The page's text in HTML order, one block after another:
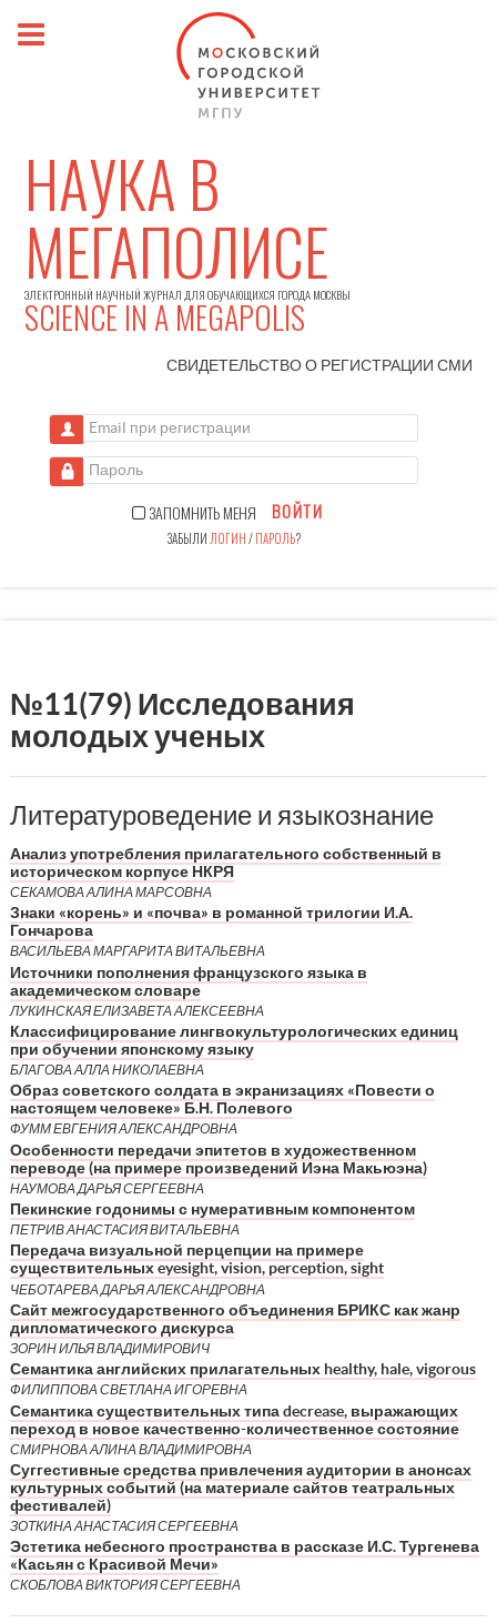
НАУКА В
МЕГАПОЛИСЕ
ЭЛЕКТРОННЫЙ НАУЧНЫЙ ЖУРНАЛ ДЛЯ ОБУЧАЮЩИХСЯ ГОРОДА МОСКВЫ
SCIENCE IN A MEGAPOLIS
СВИДЕТЕЛЬСТВО О РЕГИСТРАЦИИСМИ
Email при регистрации
Пароль
ЗАПОМНИТЬ МЕНЯ ВОЙТИ
ЗАБЫЛИ ЛОГИН/ПАРОЛЬ?
№11(79) Исследования
молодых ученых
Литературоведение и языкознание
Анализ употребления прилагательного собственный в
историческом корпусе НКРЯ
СЕКАМОВА АЛИНА МАРСОВНА
Знаки «корень» и «почва» в романной трилогии И.А.
Гончарова
ВАСИЛЬЕВА МАРГАРИТА ВИТАЛЬЕВНА
Источники пополнения французского языка в
академическом словаре
ЛУКИНСКАЯ ЕЛИЗАВЕТА АЛЕКСЕЕВНА
Классифицирование лингвокультурологических единиц
при обучении японскому языку
БЛАГОВА АЛЛА НИКОЛАЕВНА
Образ советского солдата в экранизациях «Повести о
настоящем человеке» Б.Н. Полевого
ФУММ ЕВГЕНИЯ АЛЕКСАНДРОВНА
Особенности передачи эпитетов в художественном
переводе (на примере произведений Иэна Макьюэна)
НАУМОВА ДАРЬЯ СЕРГЕЕВНА
Пекинские годонимы с нумеративным компонентом
ПЕТРИВ АНАСТАСИЯ ВИТАЛЬЕВНА
Передача визуальной перцепции на примере
существительных eyesight, vision, perception, sight
ЧЕБОТАРЕВА ДАРЬЯ АЛЕКСАНДРОВНА
Сайт межгосударственного объединения БРИКС как жанр
дипломатического дискурса
ЗОРИН ИЛЬЯ ВЛАДИМИРОВИЧ
Семантика английских прилагательных healthy, hale, vigorous
ФИЛИППОВА СВЕТЛАНА ИГОРЕВНА
Семантика существительных типа decrease, выражающих
переход в новое качественно-количественное состояние
СМИРНОВА АЛИНА ВЛАДИМИРОВНА
Суггестивные средства привлечения аудитории в анонсах
культурных событий (на материале сайтов театральных
фестивалей)
ЗОТКИНА АНАСТАСИЯ СЕРГЕЕВНА
Эстетика небесного пространства в рассказе И.С. Тургенева
«Касьян с Красивой Мечи»
СКОБЛОВА ВИКТОРИЯ СЕРГЕЕВНА